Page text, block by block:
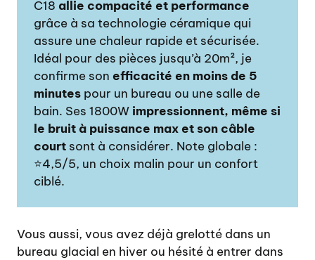
C18 allie compacité et performance
grâce à sa technologie céramique qui
assure une chaleur rapide et sécurisée.
Idéal pour des pièces jusqu’à 20m², je
confirme son efficacité en moins de 5
minutes pour un bureau ou une salle de
bain. Ses 1800W impressionnent, même si
le bruit à puissance max et son câble
court sont à considérer. Note globale :
⭐4,5/5, un choix malin pour un confort
ciblé.
Vous aussi, vous avez déjà grelotté dans un
bureau glacial en hiver ou hésité à entrer dans